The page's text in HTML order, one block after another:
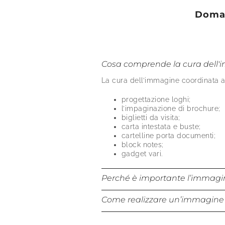
Cosa comprende la cura
La cura dell’immagine coordinata
progettazione loghi;
l’impaginazione di brochure;
biglietti da visita;
carta intestata e buste;
cartelline porta documenti;
block notes;
gadget vari.
Perché è importante
avere un’identità visiva e
Come realizzare